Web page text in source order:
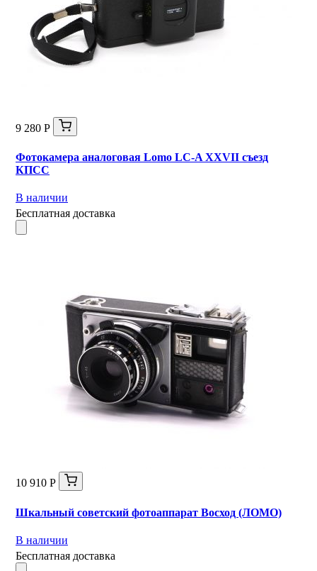
9 280 Р
Фотокамера аналоговая Lomo LC-A XXVII съезд
КПСС
В наличии
Бесплатная доставка
10 910 Р
Шкальный советский фотоаппарат Восход (ЛОМО)
В наличии
Бесплатная доставка